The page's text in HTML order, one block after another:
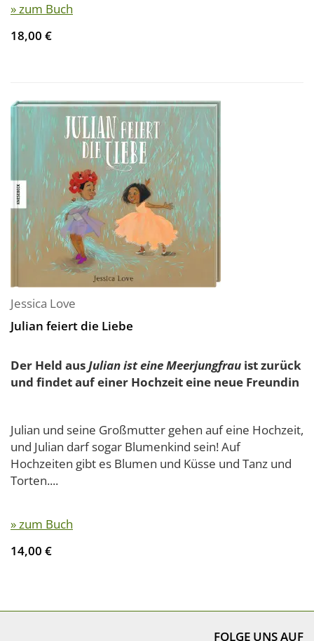
» zum Buch
18,00 €
Jessica Love
Julian feiert die Liebe
Der Held ausJulian ist eine Meerjungfrau ist zurück
und findet auf einer Hochzeit eine neue Freundin
Julian und seine Großmutter gehen auf eine Hochzeit,
und Julian darf sogar Blumenkind sein! Auf
Hochzeiten gibt es Blumen und Küsse und Tanz und
Torten....
» zum Buch
14,00 €
FOLGE UNS AUF